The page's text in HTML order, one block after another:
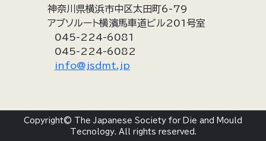
神奈川県横浜市中区太田町6-79
アブソルート横濱馬車道ビル201号室
045-224-6081
045-224-6082
info@jsdmt.jp
Copyright© The Japanese Society for Die and Mould
Tecnology. All rights reserved.